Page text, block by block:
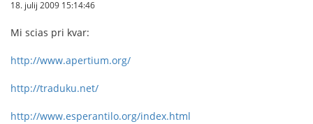
18. julij 2009 15:14:46
Mi scias pri kvar:
http://www.apertium.org/
http://traduku.net/
http://www.esperantilo.org/index.html